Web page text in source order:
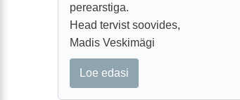
perearstiga.
Head tervist soovides,
Madis Veskimägi
Loe edasi